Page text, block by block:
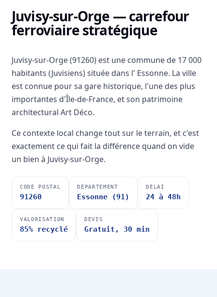
Juvisy-sur-Orge — carrefour
ferroviaire stratégique
Juvisy-sur-Orge (91260) est une commune de 17 000
habitants (Juvisiens) située dans l' Essonne. La ville
est connue pour sa gare historique, l'une des plus
importantes d'Île-de-France, et son patrimoine
architectural Art Déco.
Ce contexte local change tout sur le terrain, et c'est
exactement ce qui fait la différence quand on vide
un bien à Juvisy-sur-Orge.
CODE POSTAL
91260
DÉPARTEMENT
Essonne (91)
DÉLAI
24 à 48h
VALORISATION
85% recyclé
DEVIS
Gratuit, 30 min